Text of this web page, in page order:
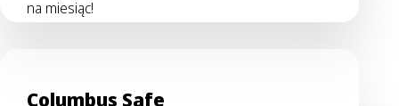
na miesiąc!
Columbus Safe